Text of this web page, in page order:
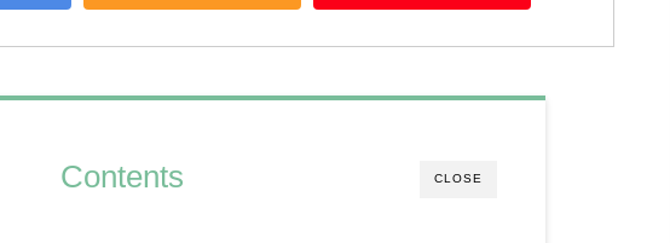
CLOSE
Contents